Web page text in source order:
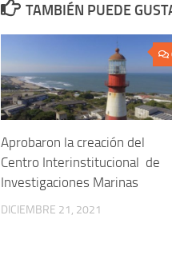
TAMBIÉN PUEDE
Aprobaron la creación del
Centro Interinstitucional de
Investigaciones Marinas
DICIEMBRE 21, 2021